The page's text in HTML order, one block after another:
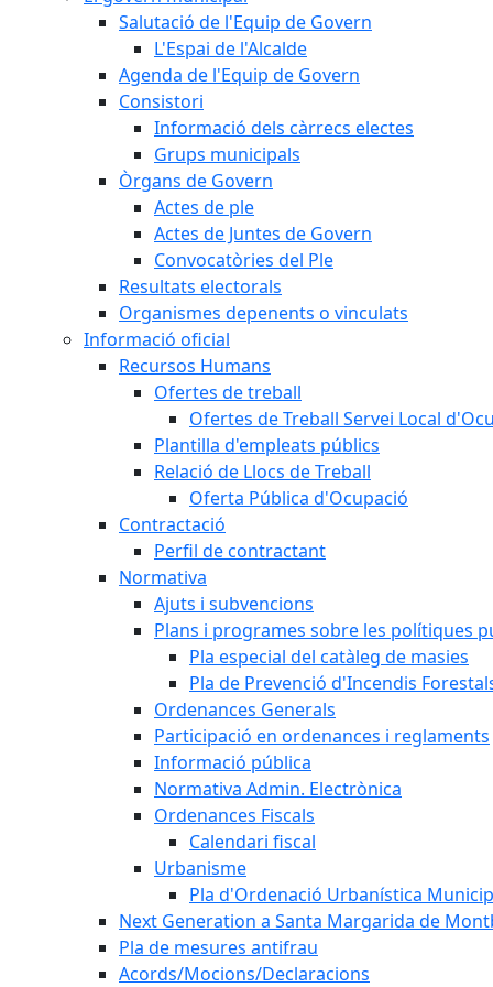
Salutació de l'Equip de Govern
L'Espai de l'Alcalde
Agenda de l'Equip de Govern
Consistori
Informació dels càrrecs electes
Grups municipals
Òrgans de Govern
Actes de ple
Actes de Juntes de Govern
Convocatòries del Ple
Resultats electorals
Organismes depenents o vinculats
Informació oficial
Recursos Humans
Ofertes de treball
Ofertes de Treball Servei Local
Plantilla d'empleats públics
Relació de Llocs de Treball
Oferta Pública d'Ocupació
Contractació
Perfil de contractant
Normativa
Ajuts i subvencions
Plans i programes sobre les polítiques
Pla especial del catàleg de masies
Pla de Prevenció d'Incendis
Ordenances Generals
Participació en ordenances i reglaments
Informació pública
Normativa Admin. Electrònica
Ordenances Fiscals
Calendari fiscal
Urbanisme
Pla d'Ordenació Urbanística
Next Generation a Santa Margarida de
Pla de mesures antifrau
Acords/Mocions/Declaracions